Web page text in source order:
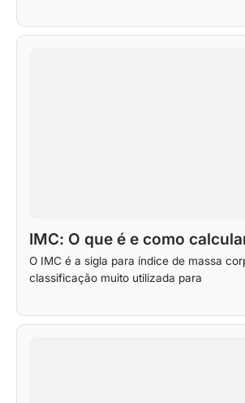
IMC: O que é e como
O IMC é a sigla para índice de massa
classificação muito utilizada para